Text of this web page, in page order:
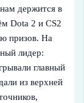
держится в
Dota 2 и CS2
призов. На
лидер:
главный
из верхней